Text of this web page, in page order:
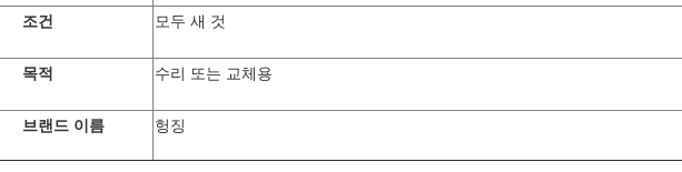
조건 모두 새 것
목적 수리 또는 교체용
브랜드 이름 헝징